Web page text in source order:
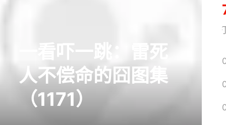
一看吓一跳：雷死
人不偿命的囧图集
（1171）
网易搜